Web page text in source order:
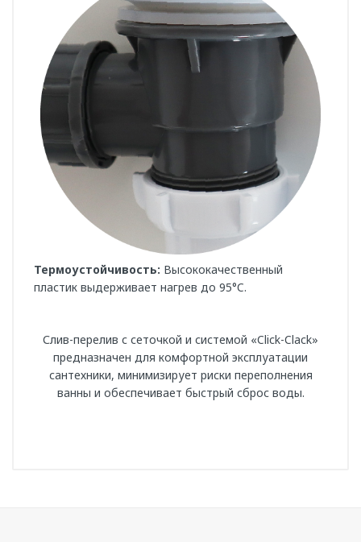
Термоустойчивость: Высококачественный
пластик выдерживает нагрев до 95°C.
Слив-перелив с сеточкой и системой «Click-Clack»
предназначен для комфортной эксплуатации
сантехники, минимизирует риски переполнения
ванны и обеспечивает быстрый сброс воды.